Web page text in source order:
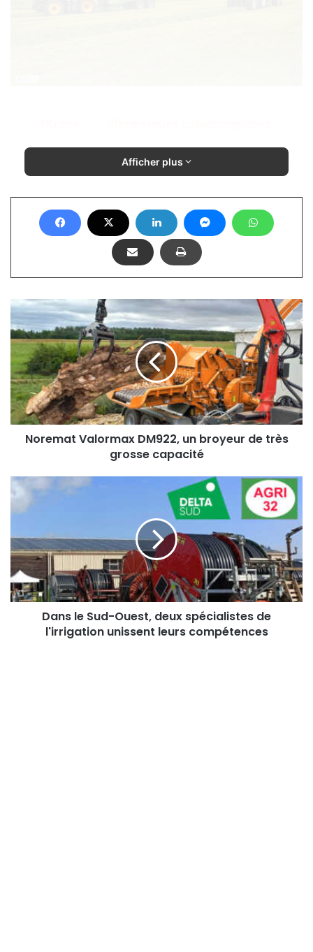
Afficher plus
Noremat
Valormax
DM922,
broyeur
de
très
grosse
capacité
Noremat Valormax DM922, un broyeur de très
grosse capacité
Dans
le
Sud-
deux
spécialistes
de
l'irrigation
unissent
compétences
Dans le Sud-Ouest, deux spécialistes de
l'irrigation unissent leurs compétences